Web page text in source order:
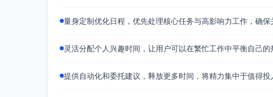
19:30–20:00 吉他练习（周三改为瑜伽19:30–21:00）
20:30–20:50 冥想20分钟（瑜伽日可前移或简化为10分
###晚间仪式
量身定制优化日程，优先处理核心任务与高影响力工作，确保
灵活分配个人兴趣时间，让用户可以在繁忙工作中平衡自己的
提供自动化和委托建议，释放更多时间，将精力集中于值得投